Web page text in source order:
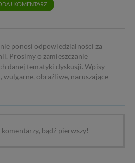
KOMENTARZ
ponosi odpowiedzialności za
Prosimy o zamieszczanie
danej tematyki dyskusji. Wpisy
wulgarne, obraźliwe, naruszające
bądź pierwszy!